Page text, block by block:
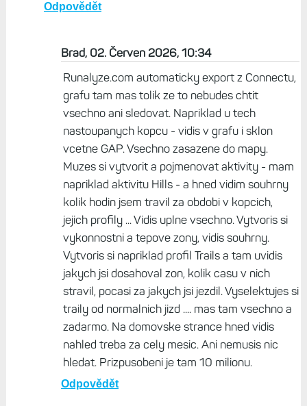
Odpovědět
Brad, 02. Červen 2026, 10:34
Runalyze.com automaticky export z Connectu,
grafu tam mas tolik ze to nebudes chtit
vsechno ani sledovat. Napriklad u tech
nastoupanych kopcu - vidis v grafu i sklon
vcetne GAP. Vsechno zasazene do mapy.
Muzes si vytvorit a pojmenovat aktivity - mam
napriklad aktivitu Hills - a hned vidim souhrny
kolik hodin jsem travil za obdobi v kopcich,
jejich profily ... Vidis uplne vsechno. Vytvoris si
vykonnostni a tepove zony, vidis souhrny.
Vytvoris si napriklad profil Trails a tam uvidis
jakych jsi dosahoval zon, kolik casu v nich
stravil, pocasi za jakych jsi jezdil. Vyselektujes si
traily od normalnich jizd .... mas tam vsechno a
zadarmo. Na domovske strance hned vidis
nahled treba za cely mesic. Ani nemusis nic
hledat. Prizpusobeni je tam 10 milionu.
Odpovědět